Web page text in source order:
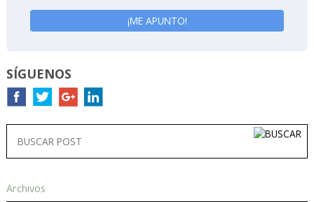
SÍGUENOS
Archivos